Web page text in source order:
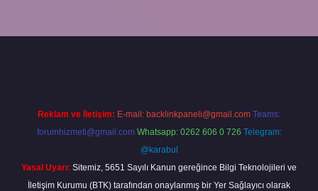
Reklam ve İletişim: E-mail: backlinkpaneli@gmail.com Teams:
forumhizmeti@gmail.com Whatsapp: 0262 606 0 726 Telegram:
@karabul
Yasal Uyarı: Sitemiz, 5651 Sayılı Kanun gereğince Bilgi Teknolojileri ve
İletişim Kurumu (BTK) tarafından onaylanmış bir Yer Sağlayıcı olarak